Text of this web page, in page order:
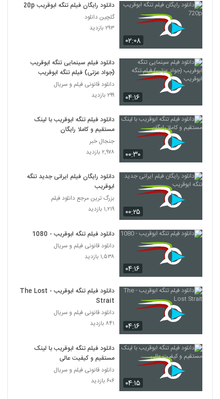
۰۲:۰۸
دانلود رایگان فیلم تنگه ابوقریب 720p
گلچین دانلود
۲۹۳ بازدید
۰۴:۱۶
دانلود فیلم سینمایی تنگه ابوقریب
(جواد عزتی) فیلم تنگه ابوقریب
دانلود قانونی فیلم و سریال
۲۹۹ بازدید
۰۰:۳۰
دانلود فیلم تنگه ابوقریب با لینک
مستقیم و کاملا رایگان
جنجال خبر
۲,۹۷۸ بازدید
۰۰:۲۵
دانلود رایگان فیلم ایرانی جدید تنگه
ابوقریب
بزرگ ترین مرجع دانلود فیلم
۱,۲۱۹ بازدید
۰۴:۱۶
دانلود فیلم تنگه ابوقریب - 1080
دانلود قانونی فیلم و سریال
۱,۵۳۸ بازدید
۰۴:۱۶
دانلود فیلم تنگه ابوقریب - The Lost
Strait
دانلود قانونی فیلم و سریال
۸۴۱ بازدید
۰۴:۱۵
دانلود فیلم تنگه ابوقریب با لینک
مستقیم و کیفیت عالی
دانلود قانونی فیلم و سریال
۶۰۶ بازدید